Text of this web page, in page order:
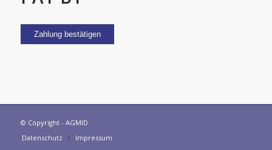
© Copyright - AGMID
Datenschutz
Impressum